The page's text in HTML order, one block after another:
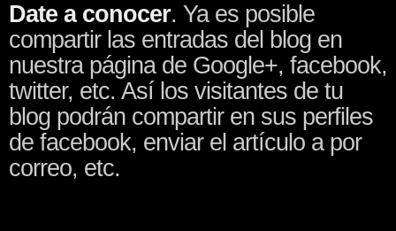
Date a conocer. Ya es posible
compartir las entradas del blog en
nuestra página de Google+, facebook,
twitter, etc. Así los visitantes de tu
blog podrán compartir en sus perfiles
de facebook, enviar el artículo a por
correo, etc.